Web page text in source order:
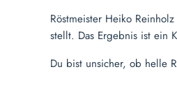
Röstmeister Heiko
stellt. Das Ergebnis ist ein
Du bist unsicher, ob helle